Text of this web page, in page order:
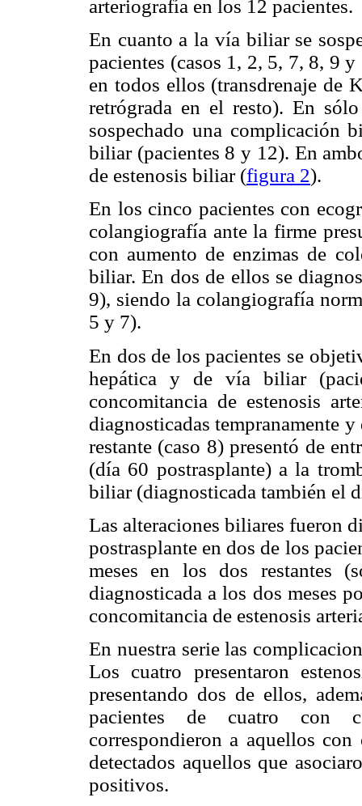
arteriografía en los 12 pacientes.
En cuanto a la vía biliar se
pacientes (casos 1, 2, 5, 7, 8, 9
en todos ellos (transdrenaje de
retrógrada en el resto). En
sospechado una complicación
biliar (pacientes 8 y 12). En
de estenosis biliar (figura 2).
En los cinco pacientes con
colangiografía ante la firme
con aumento de enzimas de
biliar. En dos de ellos se
9), siendo la colangiografía
5 y 7).
En dos de los pacientes se
hepática y de vía biliar
concomitancia de estenosis
diagnosticadas tempranamente
restante (caso 8) presentó de
(día 60 postrasplante) a la
biliar (diagnosticada también el
Las alteraciones biliares fueron
postrasplante en dos de los
meses en los dos restantes
diagnosticada a los dos meses
concomitancia de estenosis
En nuestra serie las
Los cuatro presentaron
presentando dos de ellos,
pacientes de cuatro con
correspondieron a aquellos
detectados aquellos que
positivos.